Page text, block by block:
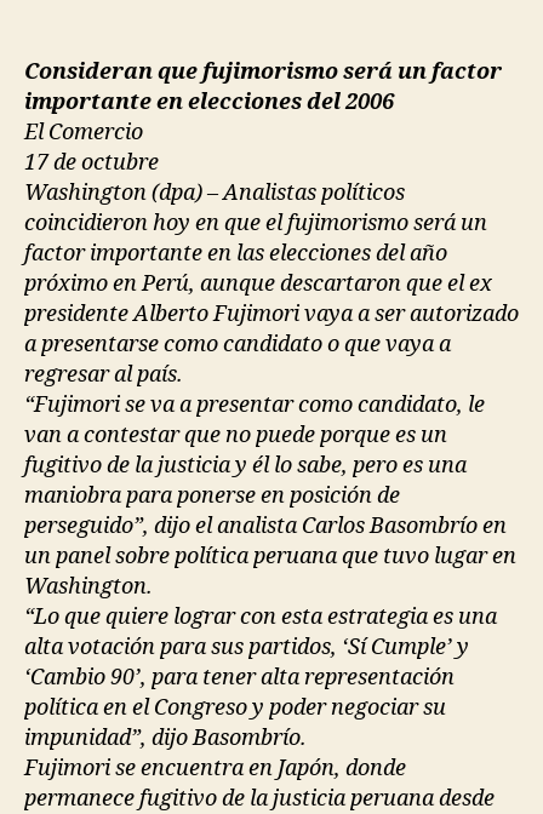
Consideran que fujimorismo será un factor
importante en elecciones del 2006
El Comercio
17 de octubre
Washington (dpa) – Analistas políticos
coincidieron hoy en que el fujimorismo será un
factor importante en las elecciones del año
próximo en Perú, aunque descartaron que el ex
presidente Alberto Fujimori vaya a ser autorizado
a presentarse como candidato o que vaya a
regresar al país.
“Fujimori se va a presentar como candidato, le
van a contestar que no puede porque es un
fugitivo de la justicia y él lo sabe, pero es una
maniobra para ponerse en posición de
perseguido”, dijo el analista Carlos Basombrío en
un panel sobre política peruana que tuvo lugar en
Washington.
“Lo que quiere lograr con esta estrategia es una
alta votación para sus partidos, ‘Sí Cumple’ y
‘Cambio 90’, para tener alta representación
política en el Congreso y poder negociar su
impunidad”, dijo Basombrío.
Fujimori se encuentra en Japón, donde
permanece fugitivo de la justicia peruana desde